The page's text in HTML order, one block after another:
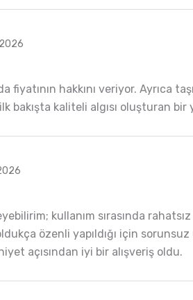
fiyatının hakkını veriyor. Ayrıca
bakışta kaliteli algısı oluşturan
kullanım sırasında
özenli yapıldığı için
açısından iyi bir alışveriş oldu.